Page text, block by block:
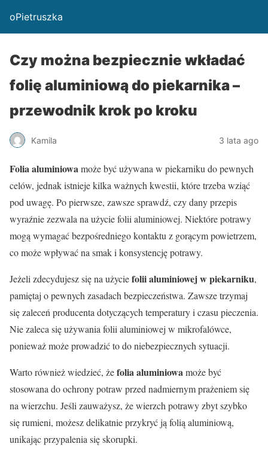
oPietruszka
Czy można bezpiecznie wkładać
folię aluminiową do piekarnika –
przewodnik krok po kroku
Kamila 3 lata ago
Folia aluminiowamoże być używana w piekarniku do pewnych
celów, jednak istnieje kilka ważnych kwestii, które trzeba wziąć
pod uwagę. Po pierwsze, zawsze sprawdź, czy dany przepis
wyraźnie zezwala na użycie folii aluminiowej. Niektóre potrawy
mogą wymagać bezpośredniego kontaktu z gorącym powietrzem,
co może wpływać na smak i konsystencję potrawy.
Jeżeli zdecydujesz się na użyciefolii aluminiowej w piekarniku,
pamiętaj o pewnych zasadach bezpieczeństwa. Zawsze trzymaj
się zaleceń producenta dotyczących temperatury i czasu pieczenia.
Nie zaleca się używania folii aluminiowej w mikrofalówce,
ponieważ może prowadzić to do niebezpiecznych sytuacji.
Warto również wiedzieć, żefolia aluminiowamoże być
stosowana do ochrony potraw przed nadmiernym prażeniem się
na wierzchu. Jeśli zauważysz, że wierzch potrawy zbyt szybko
się rumieni, możesz delikatnie przykryć ją folią aluminiową,
unikając przypalenia się skorupki.